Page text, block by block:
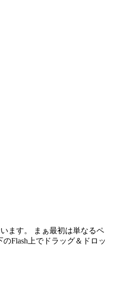
ます。 まぁ最初は単なるペ
Flash上でドラッグ＆ドロッ